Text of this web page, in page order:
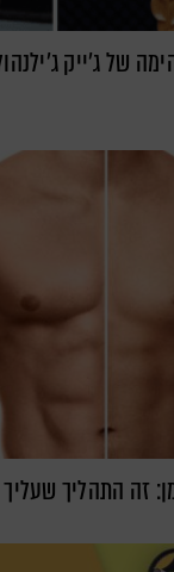
של ג'ייק
זה התהליך